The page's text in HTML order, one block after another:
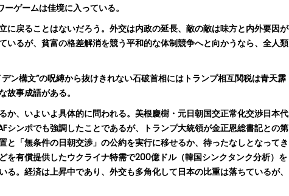
ゲームは佳境に入っている。
戻ることはないだろう。外交は内政の延長、敵の敵は味方と内外要因が
いるが、貧富の格差解消を競う平和的な体制競争へと向かうなら、全人類
ン構文”の呪縛から抜けきれない石破首相にはトランプ相互関税は青天霹
事成語がある。
、いよいよ具体的に問われる。美根慶樹・元日朝国交正常化交渉日本代
シンポでも強調したことであるが、トランプ大統領が金正恩総書記との第
と「無条件の日朝交渉」の公約を実行に移せるか、待ったなしとなってき
を有償提供したウクライナ特需で200億ドル（韓国シンクタンク分析）を
。経済は上昇中であり、外交も多角化して日本の比重は落ちているが、